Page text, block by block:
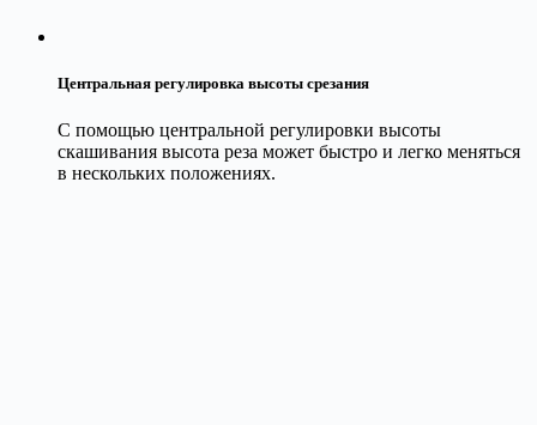
Центральная регулировка высоты срезания
С помощью центральной регулировки высоты
скашивания высота реза может быстро и легко меняться
в нескольких положениях.